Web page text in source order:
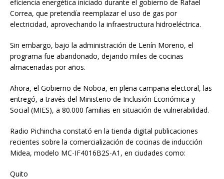
eficiencia energética iniciado durante el gobierno de Rafael
Correa, que pretendía reemplazar el uso de gas por
electricidad, aprovechando la infraestructura hidroeléctrica.
Sin embargo, bajo la administración de Lenín Moreno, el
programa fue abandonado, dejando miles de cocinas
almacenadas por años.
Ahora, el Gobierno de Noboa, en plena campaña electoral, las
entregó, a través del Ministerio de Inclusión Económica y
Social (MIES), a 80.000 familias en situación de vulnerabilidad.
Radio Pichincha constató en la tienda digital publicaciones
recientes sobre la comercialización de cocinas de inducción
Midea, modelo MC-IF4016B2S-A1, en ciudades como:
Quito